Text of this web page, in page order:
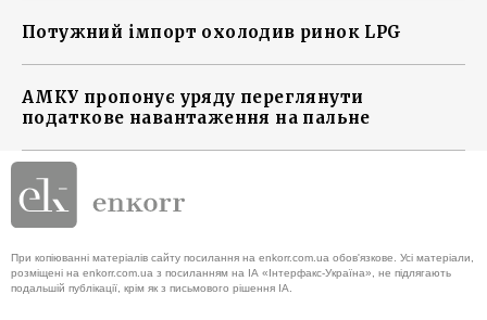
Потужний імпорт охолодив ринок LPG
АМКУ пропонує уряду переглянути
податкове навантаження на пальне
При копіюванні матеріалів сайту посилання на enkorr.com.ua обов'язкове. Усі матеріали,
розміщені на enkorr.com.ua з посиланням на ІА «Інтерфакс-Україна», не підлягають
подальшій публікації, крім як з письмового рішення ІА.